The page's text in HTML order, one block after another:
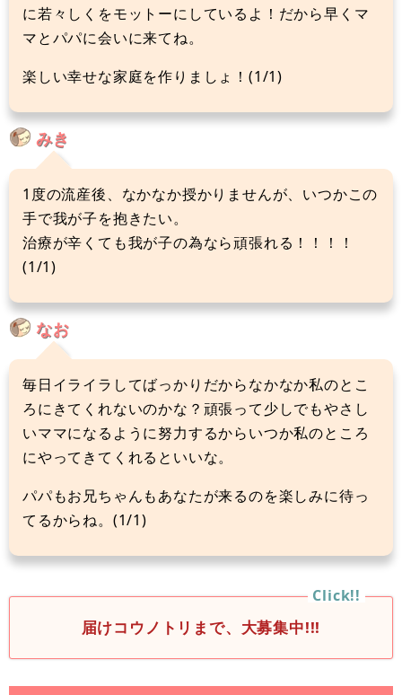
に若々しくをモットーにしているよ！だから早くマ
マとパパに会いに来てね。
楽しい幸せな家庭を作りましょ！(1/1)
みき
1度の流産後、なかなか授かりませんが、いつかこの
手で我が子を抱きたい。
治療が辛くても我が子の為なら頑張れる！！！！
(1/1)
なお
毎日イライラしてばっかりだからなかなか私のとこ
ろにきてくれないのかな？頑張って少しでもやさし
いママになるように努力するからいつか私のところ
にやってきてくれるといいな。
パパもお兄ちゃんもあなたが来るのを楽しみに待っ
てるからね。(1/1)
届けコウノトリまで、大募集中!!!